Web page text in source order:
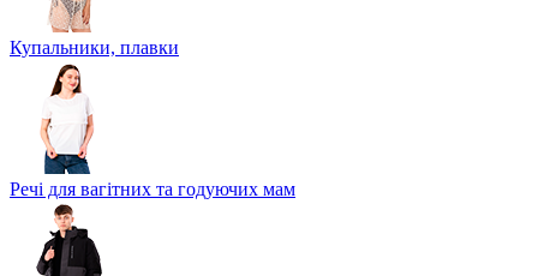
Купальники, плавки
Речі для вагітних та годуючих мам